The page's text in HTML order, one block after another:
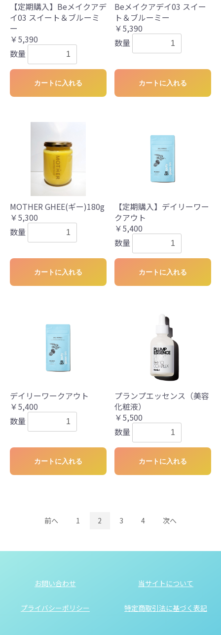
【定期購入】Beメイクアデ
イ03 スイート＆ブルーミ
ー
￥5,390
数量
カートに入れる
Beメイクアデイ03 スイー
ト＆ブルーミー
￥5,390
数量
カートに入れる
MOTHER GHEE(ギー)180g
￥5,300
数量
カートに入れる
【定期購入】デイリーワー
クアウト
￥5,400
数量
カートに入れる
デイリーワークアウト
￥5,400
数量
カートに入れる
プランプエッセンス（美容
化粧液）
￥5,500
数量
カートに入れる
前へ 1 2 3 4 次へ
お問い合わせ 当サイトについて
プライバシーポリシー 特定商取引法に基づく表記